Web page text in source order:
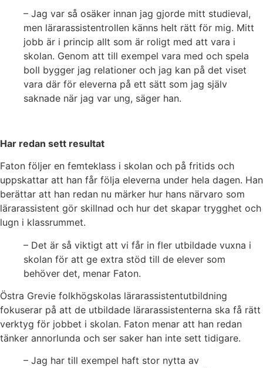
– Jag var så osäker innan jag gjorde mitt studieval,
men lärarassistentrollen känns helt rätt för mig. Mitt
jobb är i princip allt som är roligt med att vara i
skolan. Genom att till exempel vara med och spela
boll bygger jag relationer och jag kan på det viset
vara där för eleverna på ett sätt som jag själv
saknade när jag var ung, säger han.
Har redan sett resultat
Faton följer en femteklass i skolan och på fritids och
uppskattar att han får följa eleverna under hela dagen. Han
berättar att han redan nu märker hur hans närvaro som
lärarassistent gör skillnad och hur det skapar trygghet och
lugn i klassrummet.
– Det är så viktigt att vi får in fler utbildade vuxna i
skolan för att ge extra stöd till de elever som
behöver det, menar Faton.
Östra Grevie folkhögskolas lärarassistentutbildning
fokuserar på att de utbildade lärarassistenterna ska få rätt
verktyg för jobbet i skolan. Faton menar att han redan
tänker annorlunda och ser saker han inte sett tidigare.
– Jag har till exempel haft stor nytta av